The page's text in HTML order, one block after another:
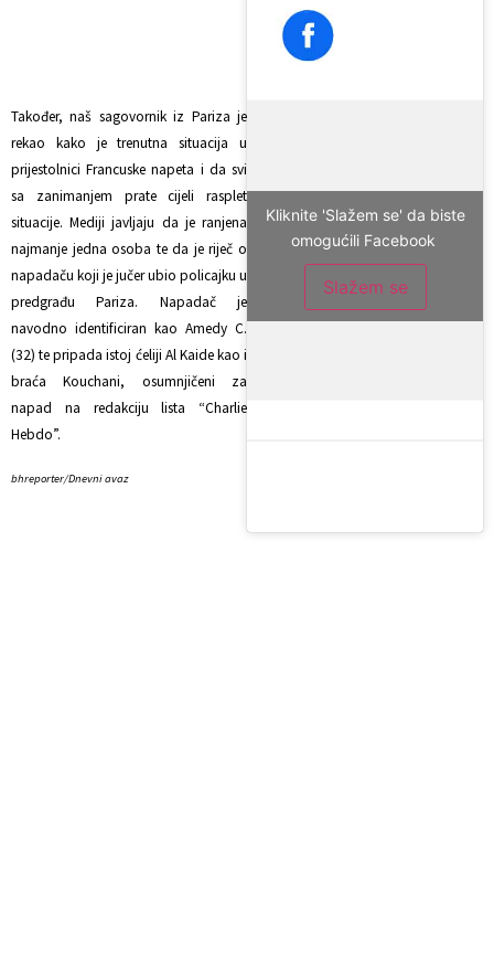
Također, naš sagovornik iz Pariza je
rekao kako je trenutna situacija u
prijestolnici Francuske napeta i da svi
sa zanimanjem prate cijeli rasplet
situacije. Mediji javljaju da je ranjena
najmanje jedna osoba te da je riječ o
napadaču koji je jučer ubio policajku u
predgrađu Pariza. Napadač je
navodno identificiran kao Amedy C.
(32) te pripada istoj ćeliji Al Kaide kao i
braća Kouchani, osumnjičeni za
napad na redakciju lista “Charlie
Hebdo”.
bhreporter/Dnevni avaz
Kliknite 'Slažem se' da biste
omogućili Facebook
Slažem se